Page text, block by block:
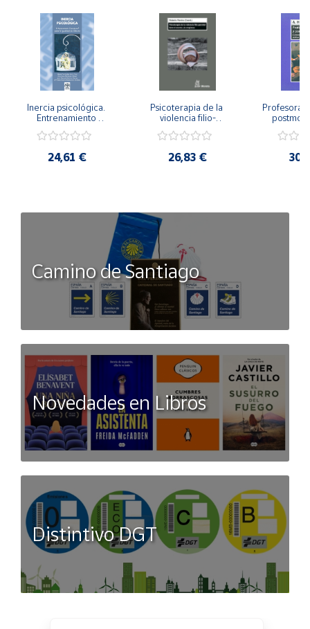
Inercia psicológica.
Entrenamiento
Igualdad de Género.
24,61 €
Psicoterapia de la
violencia filio-
secreto y la
26,83 €
Camino de Santiago
Novedades en Libros
Distintivo DGT